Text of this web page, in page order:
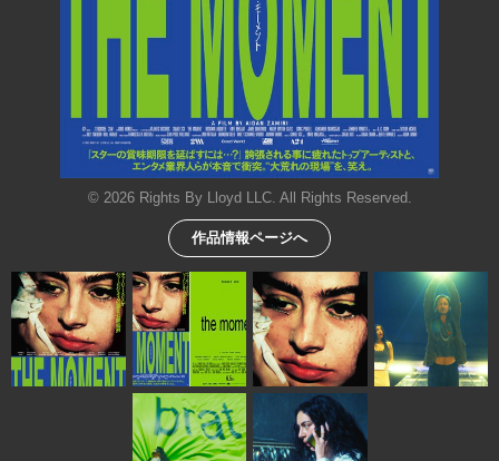
© 2026 Rights By Lloyd LLC. All Rights Reserved.
作品情報ページへ